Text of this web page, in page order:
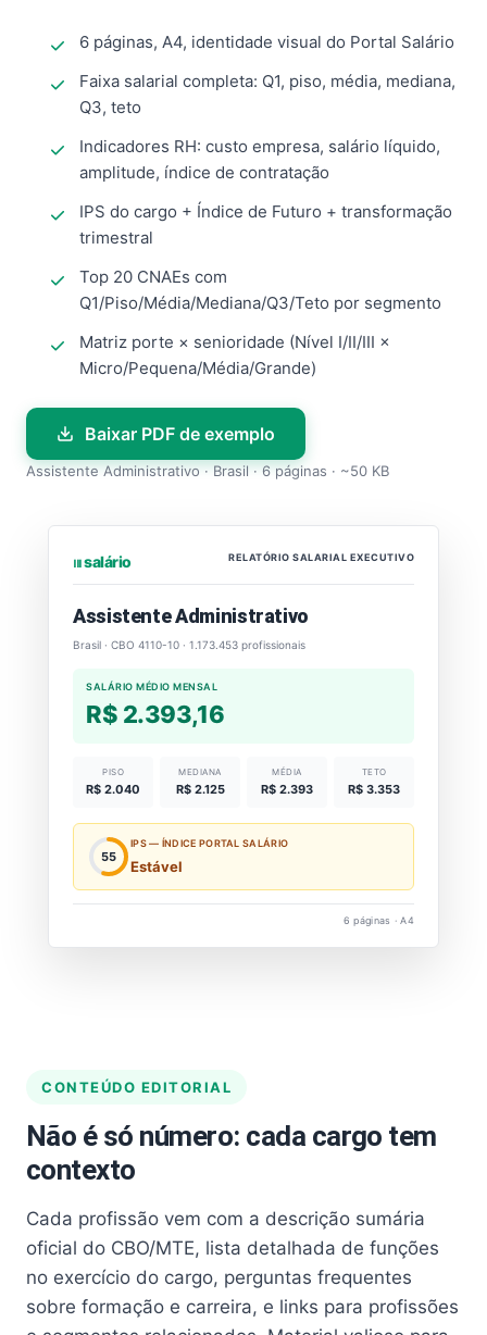
6 páginas, A4, identidade visual do Portal Salário
Faixa salarial completa: Q1, piso, média, mediana,
Q3, teto
Indicadores RH: custo empresa, salário líquido,
amplitude, índice de contratação
IPS do cargo + Índice de Futuro + transformação
trimestral
Top 20 CNAEs com
Q1/Piso/Média/Mediana/Q3/Teto por segmento
Matriz porte × senioridade (Nível I/II/III ×
Micro/Pequena/Média/Grande)
Baixar PDF de exemplo
Assistente Administrativo · Brasil · 6 páginas · ~50 KB
⏐⏐⏐ salário RELATÓRIO SALARIAL EXECUTIVO
Assistente Administrativo
Brasil · CBO 4110-10 · 1.173.453 profissionais
SALÁRIO MÉDIO MENSAL
R$ 2.393,16
PISO
R$ 2.040
MEDIANA
R$ 2.125
MÉDIA
R$ 2.393
TETO
R$ 3.353
55
IPS — ÍNDICE PORTAL SALÁRIO
Estável
6 páginas · A4
CONTEÚDO EDITORIAL
Não é só número: cada cargo tem
contexto
Cada profissão vem com a descrição sumária
oficial do CBO/MTE, lista detalhada de funções
no exercício do cargo, perguntas frequentes
sobre formação e carreira, e links para profissões